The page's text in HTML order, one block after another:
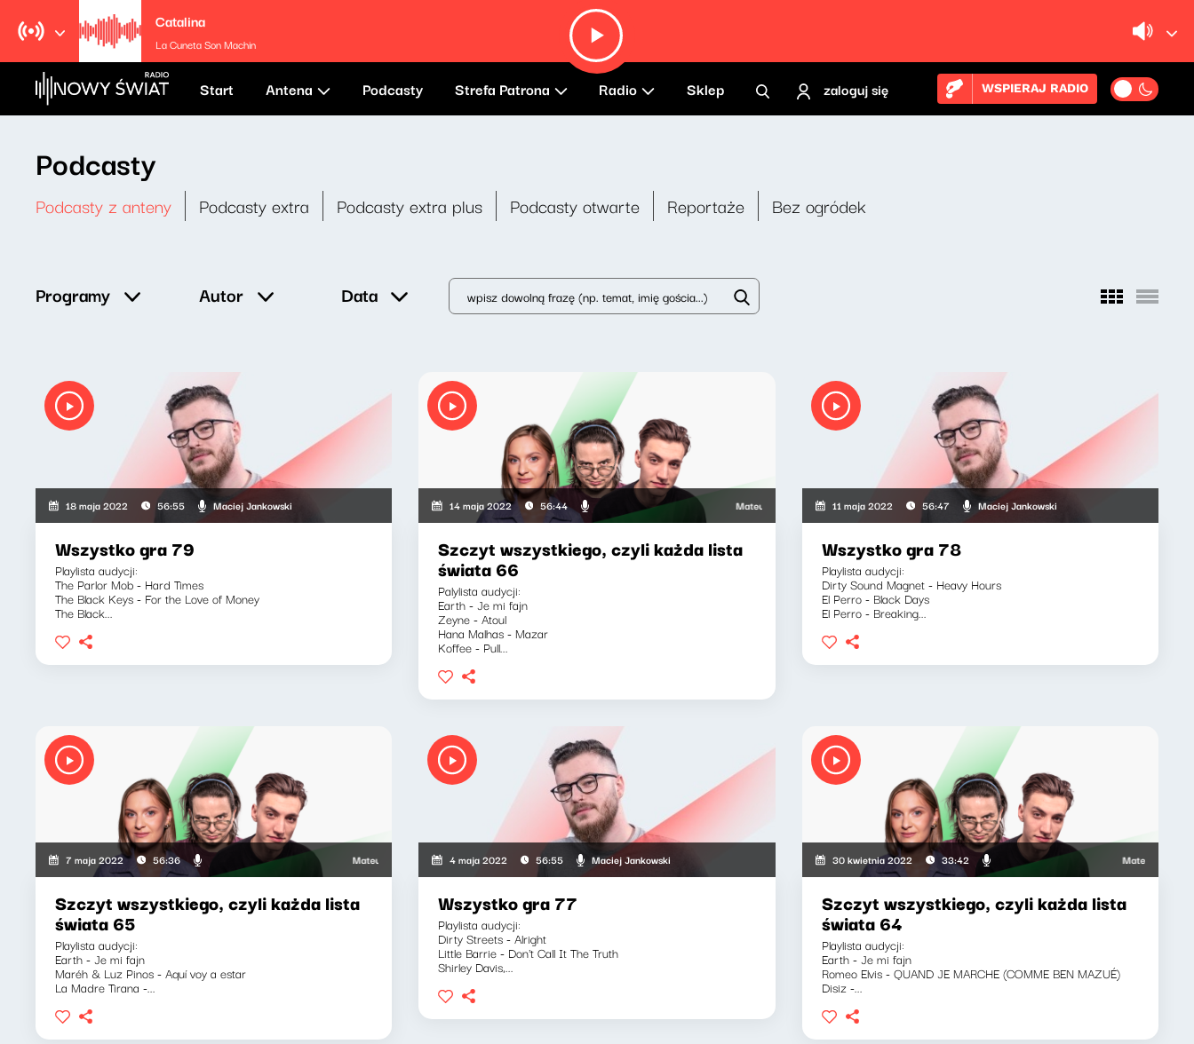
Catalina
La Cuneta Son Machin
Start Antena Podcasty Strefa Patrona Radio Sklep zaloguj się WSPIERAJ RADIO
Podcasty
Podcasty z anteny Podcasty extra Podcasty extra plus Podcasty otwarte Reportaże Bez ogródek
Programy Autor Data
18 maja 2022 56:55 Maciej Jankowski
Wszystko gra 79
Playlista audycji:
The Parlor Mob - Hard Times
The Black Keys - For the Love of Money
The Black...
14 maja 2022 56:44 Mateusz Andruszkiewicz, Marcin Mann, Maciej Jankowski
Szczyt wszystkiego, czyli każda lista
świata 66
Palylista audycji:
Earth - Je mi fajn
Zeyne - Atoul
Hana Malhas - Mazar
Koffee - Pull...
11 maja 2022 56:47 Maciej Jankowski
Wszystko gra 78
Playlista audycji:
Dirty Sound Magnet - Heavy Hours
El Perro - Black Days
El Perro - Breaking...
7 maja 2022 56:36 Mateusz Andruszkiewicz, Marcin Mann, Maciej Jankowski
Szczyt wszystkiego, czyli każda lista
świata 65
Playlista audycji:
Earth - Je mi fajn
Maréh & Luz Pinos - Aquí voy a estar
La Madre Tirana -...
4 maja 2022 56:55 Maciej Jankowski
Wszystko gra 77
Playlista audycji:
Dirty Streets - Alright
Little Barrie - Don't Call It The Truth
Shirley Davis,...
30 kwietnia 2022 33:42 Mateusz
Szczyt wszystkiego, czyli każda lista
świata 64
Playlista audycji:
Earth - Je mi fajn
Romeo Elvis - QUAND JE MARCHE (COMME BEN MAZUÉ)
Disiz -...